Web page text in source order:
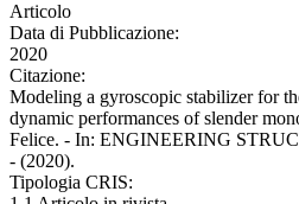
Articolo
Data di Pubblicazione:
2020
Citazione:
Modeling a gyroscopic stabilizer for
dynamic performances of slender
Felice. - In: ENGINEERING
- (2020).
Tipologia CRIS: